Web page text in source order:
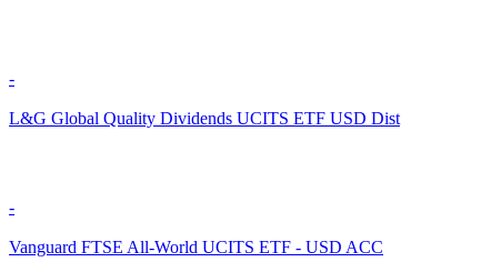
-
L&G Global Quality Dividends UCITS ETF USD Dist
-
Vanguard FTSE All-World UCITS ETF - USD ACC